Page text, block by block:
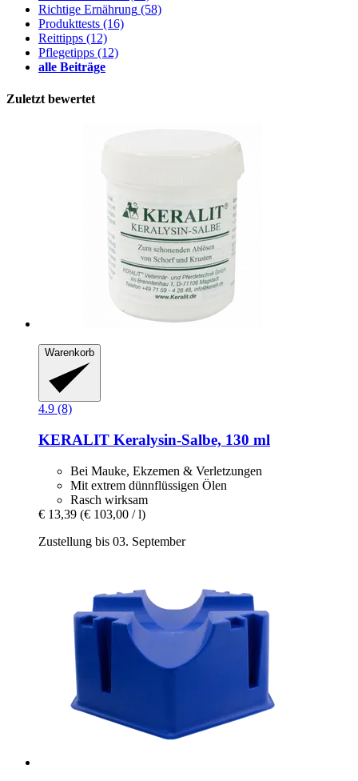
Richtige Ernährung (58)
Produkttests (16)
Reittipps (12)
Pflegetipps (12)
alle Beiträge
Zuletzt bewertet
Warenkorb
4.9 (8)
KERALIT Keralysin-​Salbe, 130 ml
Bei Mauke, Ekzemen & Verletzungen
Mit extrem dünnflüssigen Ölen
Rasch wirksam
€ 13,39 (€ 103,00 / l)
Zustellung bis 03. September